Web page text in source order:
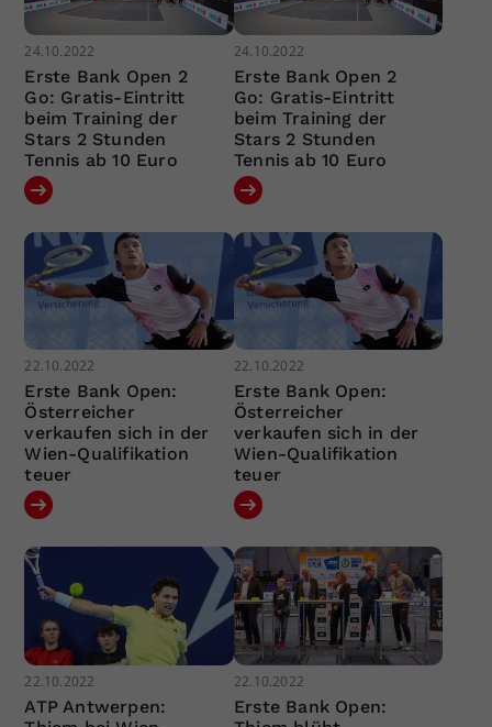
24.10.2022
Erste Bank Open 2
Go: Gratis-Eintritt
beim Training der
Stars 2 Stunden
Tennis ab 10 Euro
24.10.2022
Erste Bank Open 2
Go: Gratis-Eintritt
beim Training der
Stars 2 Stunden
Tennis ab 10 Euro
22.10.2022
Erste Bank Open:
Österreicher
verkaufen sich in der
Wien-Qualifikation
teuer
22.10.2022
Erste Bank Open:
Österreicher
verkaufen sich in der
Wien-Qualifikation
teuer
22.10.2022
ATP Antwerpen:
22.10.2022
Erste Bank Open: